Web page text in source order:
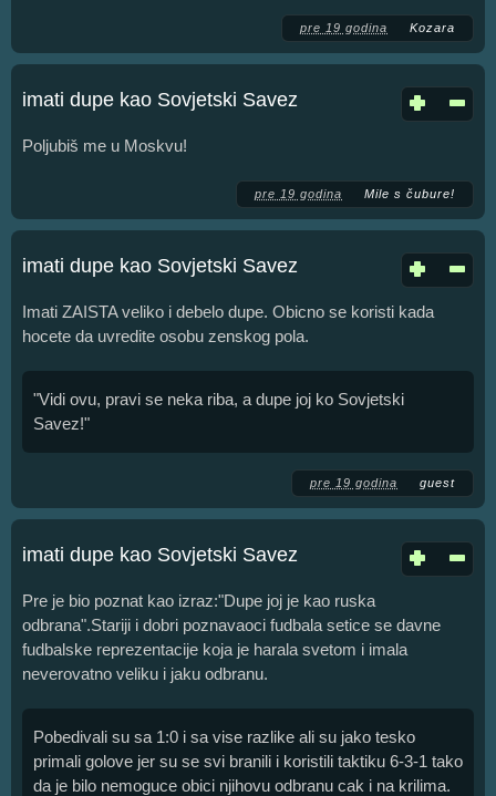
pre 19 godina Kozara
imati dupe kao Sovjetski Savez
Poljubiš me u Moskvu!
pre 19 godina Mile s čubure!
imati dupe kao Sovjetski Savez
Imati ZAISTA veliko i debelo dupe. Obicno se koristi kada
hocete da uvredite osobu zenskog pola.
"Vidi ovu, pravi se neka riba, a dupe joj ko Sovjetski
Savez!"
pre 19 godina guest
imati dupe kao Sovjetski Savez
Pre je bio poznat kao izraz:"Dupe joj je kao ruska
odbrana".Stariji i dobri poznavaoci fudbala setice se davne
fudbalske reprezentacije koja je harala svetom i imala
neverovatno veliku i jaku odbranu.
Pobedivali su sa 1:0 i sa vise razlike ali su jako tesko
primali golove jer su se svi branili i koristili taktiku 6-3-1 tako
da je bilo nemoguce obici njihovu odbranu cak i na krilima.